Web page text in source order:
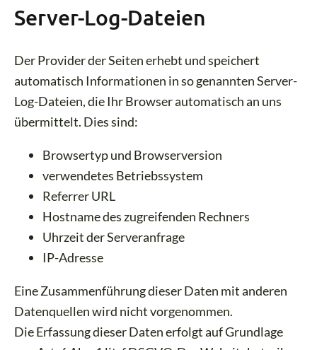
Server-Log-Dateien
Der Provider der Seiten erhebt und speichert
automatisch Informationen in so genannten Server-
Log-Dateien, die Ihr Browser automatisch an uns
übermittelt. Dies sind:
Browsertyp und Browserversion
verwendetes Betriebssystem
Referrer URL
Hostname des zugreifenden Rechners
Uhrzeit der Serveranfrage
IP-Adresse
Eine Zusammenführung dieser Daten mit anderen
Datenquellen wird nicht vorgenommen.
Die Erfassung dieser Daten erfolgt auf Grundlage